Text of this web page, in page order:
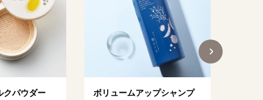
クパウダー
ボリュームアップシャンプ